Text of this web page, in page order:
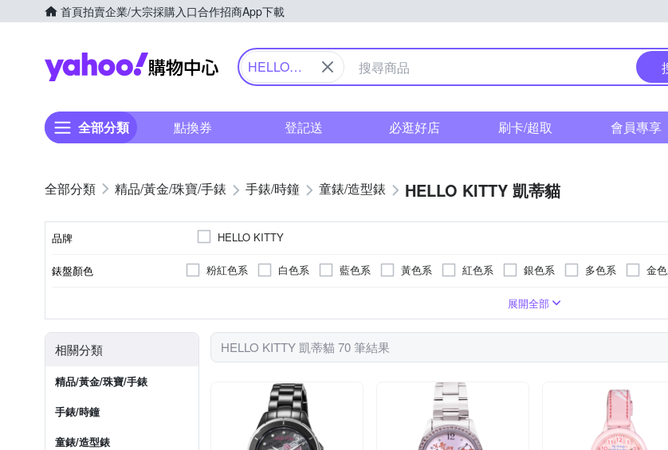
首頁拍賣企業/大宗採購入口合作招商App下載
Yahoo購物中心
HELLO
全部分類 點換券 登記送 必逛好店 刷卡/超取 會員專享
精品/黃金/珠寶/手錶 手錶/時鐘 童錶/造型錶 HELLO KITTY 凱蒂貓
品牌 HELLO KITTY
錶盤顏色 粉紅色系 白色系 藍色系 黃色系 紅色系 銀色系 多色系 金
白色系 藍色系
蝴蝶釦
橡膠/塑膠/矽膠/樹脂錶帶
藍寶石水晶鏡面
展開全部
相關分類
精品/黃金/珠寶/手錶
手錶/時鐘
童錶/造型錶
HELLO KITTY 凱蒂貓 70 筆結果